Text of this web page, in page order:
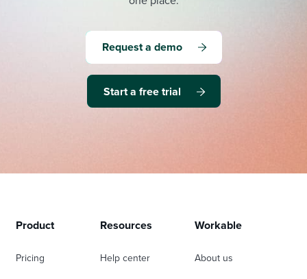
Request a demo
Start a free trial
Product
Pricing
Resources
Help center
Workable
About us